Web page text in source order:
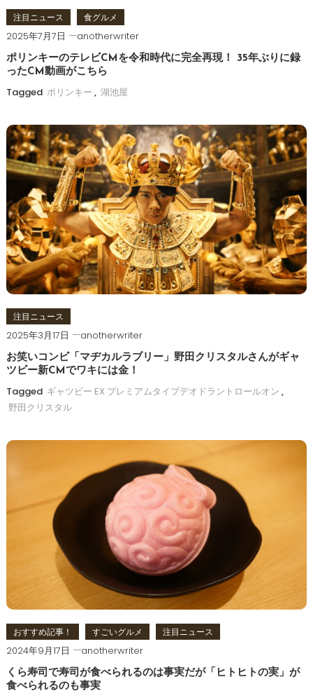
注目ニュース 食グルメ
2025年7月7日 anotherwriter
ポリンキーのテレビCMを令和時代に完全再現！ 35年ぶりに録
ったCM動画がこちら
Tagged ポリンキー , 湖池屋
注目ニュース
2025年3月17日 anotherwriter
お笑いコンビ「マヂカルラブリー」野田クリスタルさんがギャ
ツビー新CMでワキには金！
Tagged ギャツビー EX プレミアムタイプデオドラントロールオン ,
野田クリスタル
おすすめ記事！ すごいグルメ 注目ニュース
2024年9月17日 anotherwriter
くら寿司で寿司が食べられるのは事実だが「ヒトヒトの実」が
食べられるのも事実